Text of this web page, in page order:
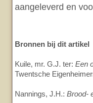
aangeleverd en
Bronnen bij dit artikel
Kuile, mr. G.J. ter: Een
Twentsche
Nannings, J.H.: Brood-